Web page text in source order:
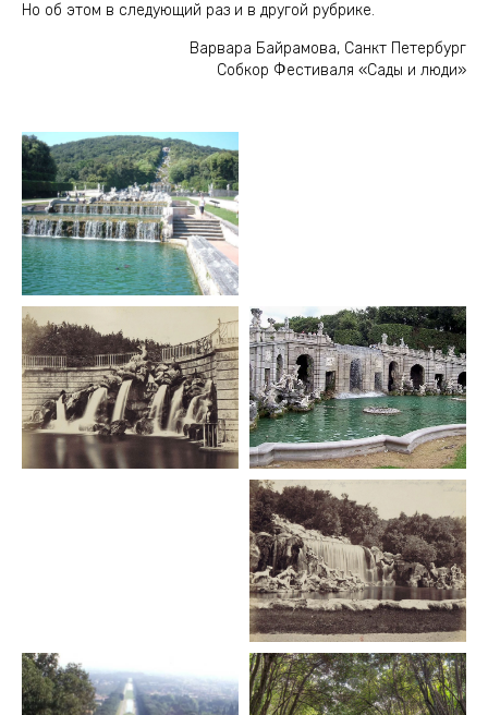
Но об этом в следующий раз и в другой рубрике.
Варвара Байрамова, Санкт Петербург
Собкор Фестиваля «Сады и люди»